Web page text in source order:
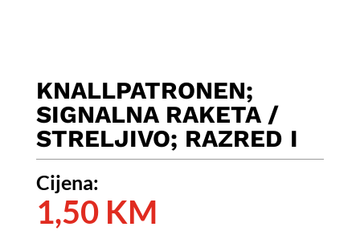
KNALLPATRONEN;
SIGNALNA RAKETA /
STRELJIVO; RAZRED I
Cijena:
1,50 KM